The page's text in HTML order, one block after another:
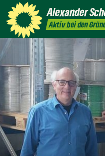
Alexander
Aktiv bei den
danach